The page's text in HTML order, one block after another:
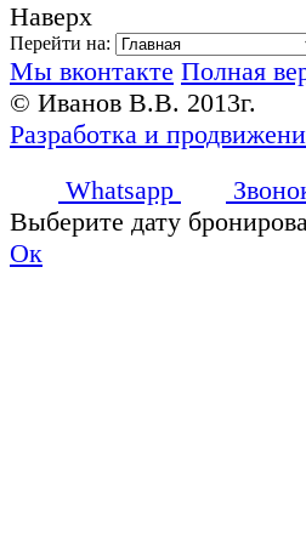
Наверх
Перейти на:
Мы вконтакте Полная
© Иванов В.В. 2013г.
Разработка и
Whatsapp
Выберите дату
Ок